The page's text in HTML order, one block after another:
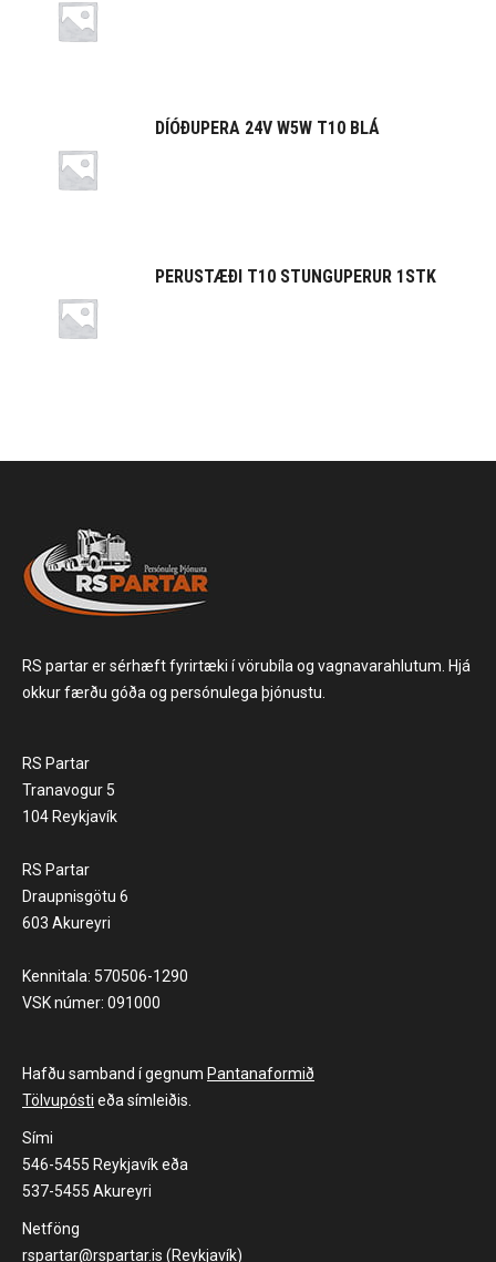
DÍÓÐUPERA 24V W5W T10 BLÁ
PERUSTÆÐI T10 STUNGUPERUR 1STK
RS partar er sérhæft fyrirtæki í vörubíla og vagnavarahlutum. Hjá
okkur færðu góða og persónulega þjónustu.
RS Partar
Tranavogur 5
104 Reykjavík
RS Partar
Draupnisgötu 6
603 Akureyri
Kennitala: 570506-1290
VSK númer: 091000
Hafðu samband í gegnum Pantanaformið
Tölvupósti eða símleiðis.
Sími
546-5455 Reykjavík eða
537-5455 Akureyri
Netföng
rspartar@rspartar.is (Reykjavík)